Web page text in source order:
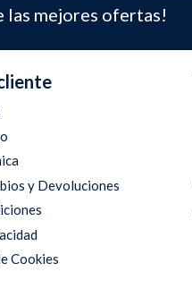
las mejores ofertas!
y Devoluciones
Cookies